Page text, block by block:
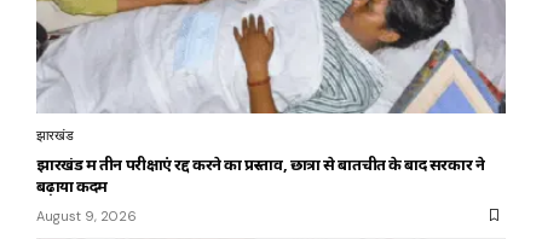
झारखंड
झारखंड में तीन परीक्षाएं रद्द करने का प्रस्ताव, छात्रों से बातचीत के बाद सरकार ने
बढ़ाया कदम
August 9, 2026